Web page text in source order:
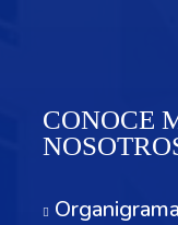
CONOCE
Organigrama